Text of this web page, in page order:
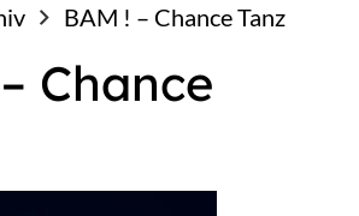
BAM ! – Chance Tanz
Chance